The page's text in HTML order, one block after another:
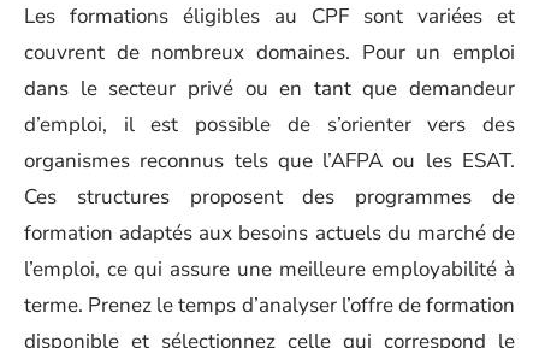
Les formations éligibles au CPF sont variées et
couvrent de nombreux domaines. Pour un emploi
dans le secteur privé ou en tant que demandeur
d’emploi, il est possible de s’orienter vers des
organismes reconnus tels que l’AFPA ou les ESAT.
Ces structures proposent des programmes de
formation adaptés aux besoins actuels du marché de
l’emploi, ce qui assure une meilleure employabilité à
terme. Prenez le temps d’analyser l’offre de formation
disponible et sélectionnez celle qui correspond le